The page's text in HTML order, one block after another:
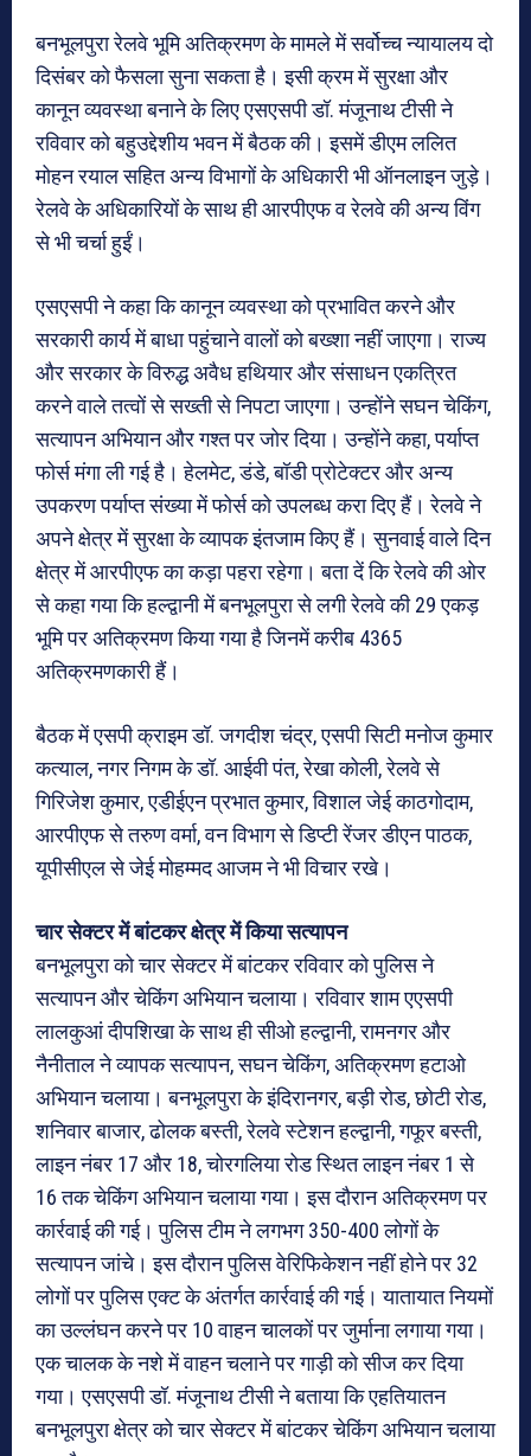
बनभूलपुरा रेलवे भूमि अतिक्रमण के मामले में सर्वोच्च न्यायालय दो
दिसंबर को फैसला सुना सकता है। इसी क्रम में सुरक्षा और
कानून व्यवस्था बनाने के लिए एसएसपी डॉ. मंजूनाथ टीसी ने
रविवार को बहुउद्देशीय भवन में बैठक की। इसमें डीएम ललित
मोहन रयाल सहित अन्य विभागों के अधिकारी भी ऑनलाइन जुड़े।
रेलवे के अधिकारियों के साथ ही आरपीएफ व रेलवे की अन्य विंग
से भी चर्चा हुईं।
एसएसपी ने कहा कि कानून व्यवस्था को प्रभावित करने और
सरकारी कार्य में बाधा पहुंचाने वालों को बख्शा नहीं जाएगा। राज्य
और सरकार के विरुद्ध अवैध हथियार और संसाधन एकत्रित
करने वाले तत्वों से सख्ती से निपटा जाएगा। उन्होंने सघन चेकिंग,
सत्यापन अभियान और गश्त पर जोर दिया। उन्होंने कहा, पर्याप्त
फोर्स मंगा ली गई है। हेलमेट, डंडे, बॉडी प्रोटेक्टर और अन्य
उपकरण पर्याप्त संख्या में फोर्स को उपलब्ध करा दिए हैं। रेलवे ने
अपने क्षेत्र में सुरक्षा के व्यापक इंतजाम किए हैं। सुनवाई वाले दिन
क्षेत्र में आरपीएफ का कड़ा पहरा रहेगा। बता दें कि रेलवे की ओर
से कहा गया कि हल्द्वानी में बनभूलपुरा से लगी रेलवे की 29 एकड़
भूमि पर अतिक्रमण किया गया है जिनमें करीब 4365
अतिक्रमणकारी हैं।
बैठक में एसपी क्राइम डॉ. जगदीश चंद्र, एसपी सिटी मनोज कुमार
कत्याल, नगर निगम के डॉ. आईवी पंत, रेखा कोली, रेलवे से
गिरिजेश कुमार, एडीईएन प्रभात कुमार, विशाल जेई काठगोदाम,
आरपीएफ से तरुण वर्मा, वन विभाग से डिप्टी रेंजर डीएन पाठक,
यूपीसीएल से जेई मोहम्मद आजम ने भी विचार रखे।
चार सेक्टर में बांटकर क्षेत्र में किया सत्यापन
बनभूलपुरा को चार सेक्टर में बांटकर रविवार को पुलिस ने
सत्यापन और चेकिंग अभियान चलाया। रविवार शाम एएसपी
लालकुआं दीपशिखा के साथ ही सीओ हल्द्वानी, रामनगर और
नैनीताल ने व्यापक सत्यापन, सघन चेकिंग, अतिक्रमण हटाओ
अभियान चलाया। बनभूलपुरा के इंदिरानगर, बड़ी रोड, छोटी रोड,
शनिवार बाजार, ढोलक बस्ती, रेलवे स्टेशन हल्द्वानी, गफूर बस्ती,
लाइन नंबर 17 और 18, चोरगलिया रोड स्थित लाइन नंबर 1 से
16 तक चेकिंग अभियान चलाया गया। इस दौरान अतिक्रमण पर
कार्रवाई की गई। पुलिस टीम ने लगभग 350-400 लोगों के
सत्यापन जांचे। इस दौरान पुलिस वेरिफिकेशन नहीं होने पर 32
लोगों पर पुलिस एक्ट के अंतर्गत कार्रवाई की गई। यातायात नियमों
का उल्लंघन करने पर 10 वाहन चालकों पर जुर्माना लगाया गया।
एक चालक के नशे में वाहन चलाने पर गाड़ी को सीज कर दिया
गया। एसएसपी डॉ. मंजूनाथ टीसी ने बताया कि एहतियातन
बनभूलपुरा क्षेत्र को चार सेक्टर में बांटकर चेकिंग अभियान चलाया